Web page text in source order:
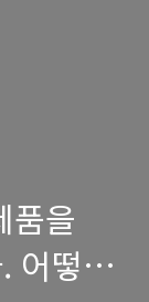
품을
어떻게